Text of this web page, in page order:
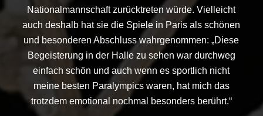
Nationalmannschaft zurücktreten würde. Vielleicht
auch deshalb hat sie die Spiele in Paris als schönen
und besonderen Abschluss wahrgenommen: „Diese
Begeisterung in der Halle zu sehen war durchweg
einfach schön und auch wenn es sportlich nicht
meine besten Paralympics waren, hat mich das
trotzdem emotional nochmal besonders berührt.“